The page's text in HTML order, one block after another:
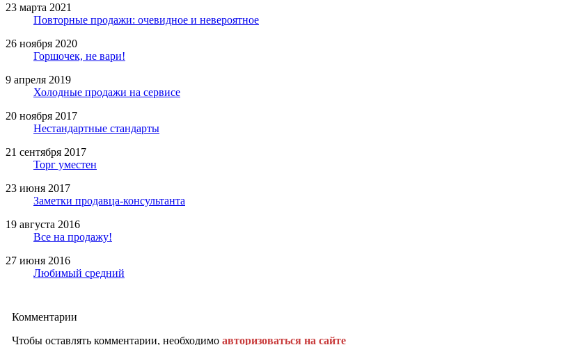
23 марта 2021
Повторные продажи: очевидное и невероятное
26 ноября 2020
Горшочек, не вари!
9 апреля 2019
Холодные продажи на сервисе
20 ноября 2017
Нестандартные стандарты
21 сентября 2017
Торг уместен
23 июня 2017
Заметки продавца-консультанта
19 августа 2016
Все на продажу!
27 июня 2016
Любимый средний
Комментарии
Чтобы оставлять комментарии, необходимо авторизоваться на сайте